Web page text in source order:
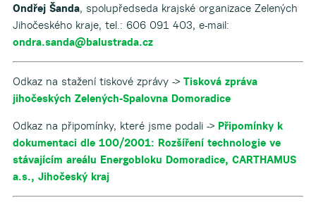
Ondřej Šanda, spolupředseda krajské organizace Zelených
Jihočeského kraje, tel.: 606 091 403, e-mail:
ondra.sanda@balustrada.cz
Odkaz na stažení tiskové zprávy -> Tisková zpráva
jihočeských Zelených-Spalovna Domoradice
Odkaz na připomínky, které jsme podali -> Připomínky k
dokumentaci dle 100/2001: Rozšíření technologie ve
stávajícím areálu Energobloku Domoradice, CARTHAMUS
a.s., Jihočeský kraj